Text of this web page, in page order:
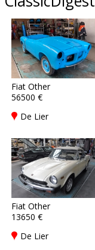
Fiat Other
56500 €
De Lier
Fiat Other
13650 €
De Lier